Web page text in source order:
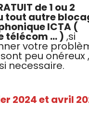
de 1 ou 2
tout autre
ICTA (
télécom … ) ,si
votre
peu onéreux ,
necessaire.
2024 et avril